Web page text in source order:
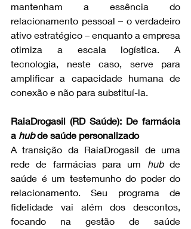
mantenham a essência do
relacionamento pessoal – o verdadeiro
ativo estratégico – enquanto a empresa
otimiza a escala logística. A
tecnologia, neste caso, serve para
amplificar a capacidade humana de
conexão e não para substituí-la.
RaiaDrogasil (RD Saúde): De farmácia
a hub de saúde personalizado
A transição da RaiaDrogasil de uma
rede de farmácias para um hub de
saúde é um testemunho do poder do
relacionamento. Seu programa de
fidelidade vai além dos descontos,
focando na gestão de saúde